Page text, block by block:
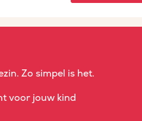
Zo simpel is het.
voor jouw kind